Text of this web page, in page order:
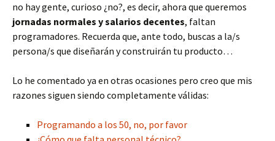
no hay gente, curioso ¿no?, es decir, ahora que queremos
jornadas normales y salarios decentes, faltan
programadores. Recuerda que, ante todo, buscas a la/s
persona/s que diseñarán y construirán tu producto…
Lo he comentado ya en otras ocasiones pero creo que mis
razones siguen siendo completamente válidas:
Programando a los 50, no, por favor